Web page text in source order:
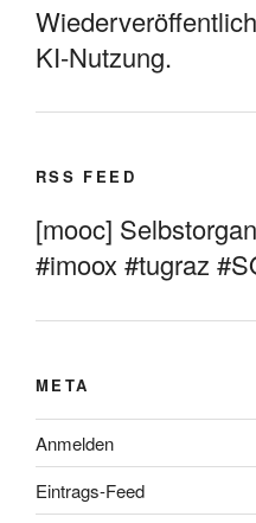
KI-Nutzung.
RSS FEED
[mooc]
#imoox #tugraz
META
Anmelden
Eintrags-Feed